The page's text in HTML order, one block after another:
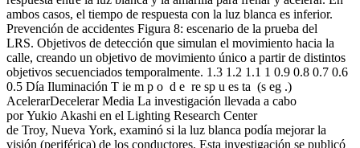
ambos casos, el tiempo de respuesta con la luz blanca es inferior.
Prevención de accidentes Figura 8: escenario de la prueba del
LRS. Objetivos de detección que simulan el movimiento hacia la
calle, creando un objetivo de movimiento único a partir de distintos
objetivos secuenciados temporalmente. 1.3 1.2 1.1 1 0.9 0.8 0.7 0.6
0.5 Día Iluminación T ie m p o d e re sp u es ta (s eg .)
AcelerarDecelerar Media La investigación llevada a cabo
por Yukio Akashi en el Lighting Research Center
de Troy, Nueva York, examinó si la luz blanca podía mejorar la
visión (periférica) de los conductores. Esta investigación se publicó